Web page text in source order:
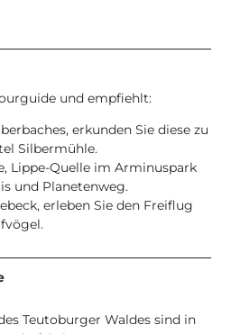
und empfiehlt:
erkunden Sie diese zu
Silbermühle.
Lippe-Quelle im Arminuspark
und Planetenweg.
erleben Sie den Freiflug
Teutoburger Waldes sind in